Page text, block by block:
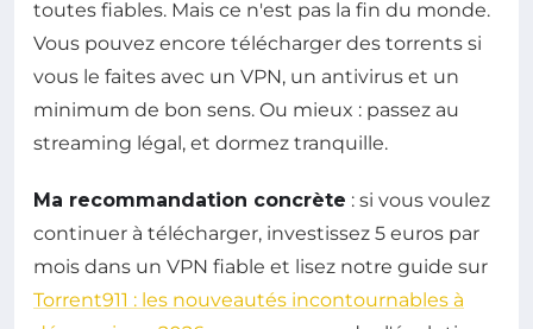
toutes fiables. Mais ce n'est pas la fin du monde.
Vous pouvez encore télécharger des torrents si
vous le faites avec un VPN, un antivirus et un
minimum de bon sens. Ou mieux : passez au
streaming légal, et dormez tranquille.
Ma recommandation concrète : si vous voulez
continuer à télécharger, investissez 5 euros par
mois dans un VPN fiable et lisez notre guide sur
Torrent911 : les nouveautés incontournables à